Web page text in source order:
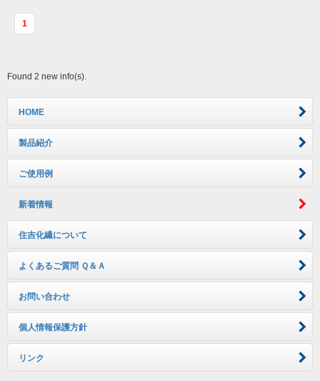
1
Found 2 new info(s).
HOME
製品紹介
ご使用例
新着情報
住吉化繊について
よくあるご質問 Ｑ＆Ａ
お問い合わせ
個人情報保護方針
リンク